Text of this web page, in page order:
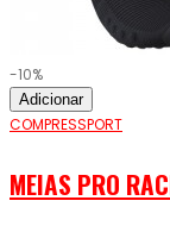
-10%
Adicionar
COMPRESSPORT
MEIAS PRO